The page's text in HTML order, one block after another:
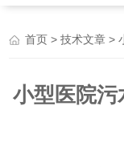
首页 >技术文章 >
小型医院